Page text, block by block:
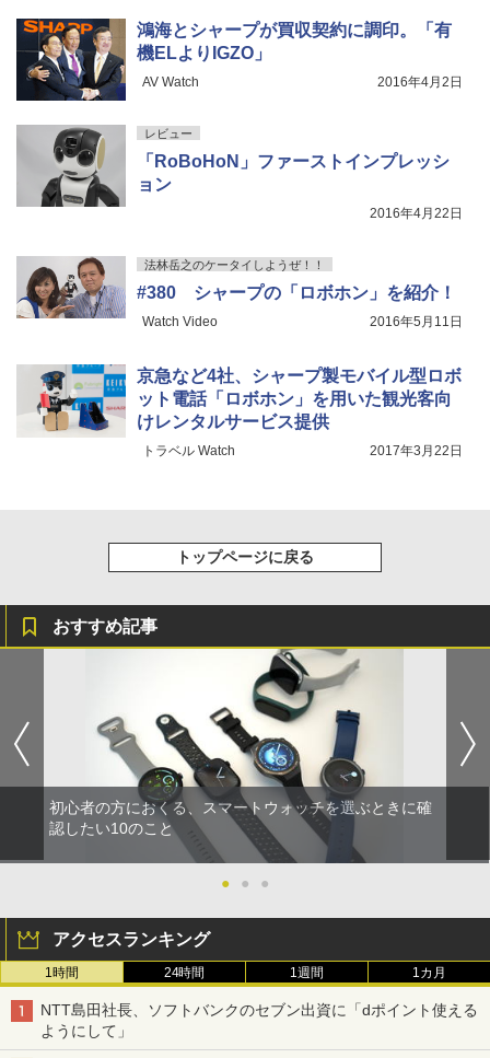
鴻海とシャープが買収契約に調印。「有
機ELよりIGZO」
AV Watch 2016年4月2日
レビュー
「RoBoHoN」ファーストインプレッシ
ョン
2016年4月22日
法林岳之のケータイしようぜ！！
#380 シャープの「ロボホン」を紹介！
Watch Video 2016年5月11日
京急など4社、シャープ製モバイル型ロボ
ット電話「ロボホン」を用いた観光客向
けレンタルサービス提供
トラベル Watch 2017年3月22日
トップページに戻る
おすすめ記事
初心者の方におくる、スマートウォッチを選ぶときに確
認したい10のこと
● ● ●
アクセスランキング
1時間 24時間 1週間 1カ月
NTT島田社長、ソフトバンクのセブン出資に「dポイント使える
ようにして」